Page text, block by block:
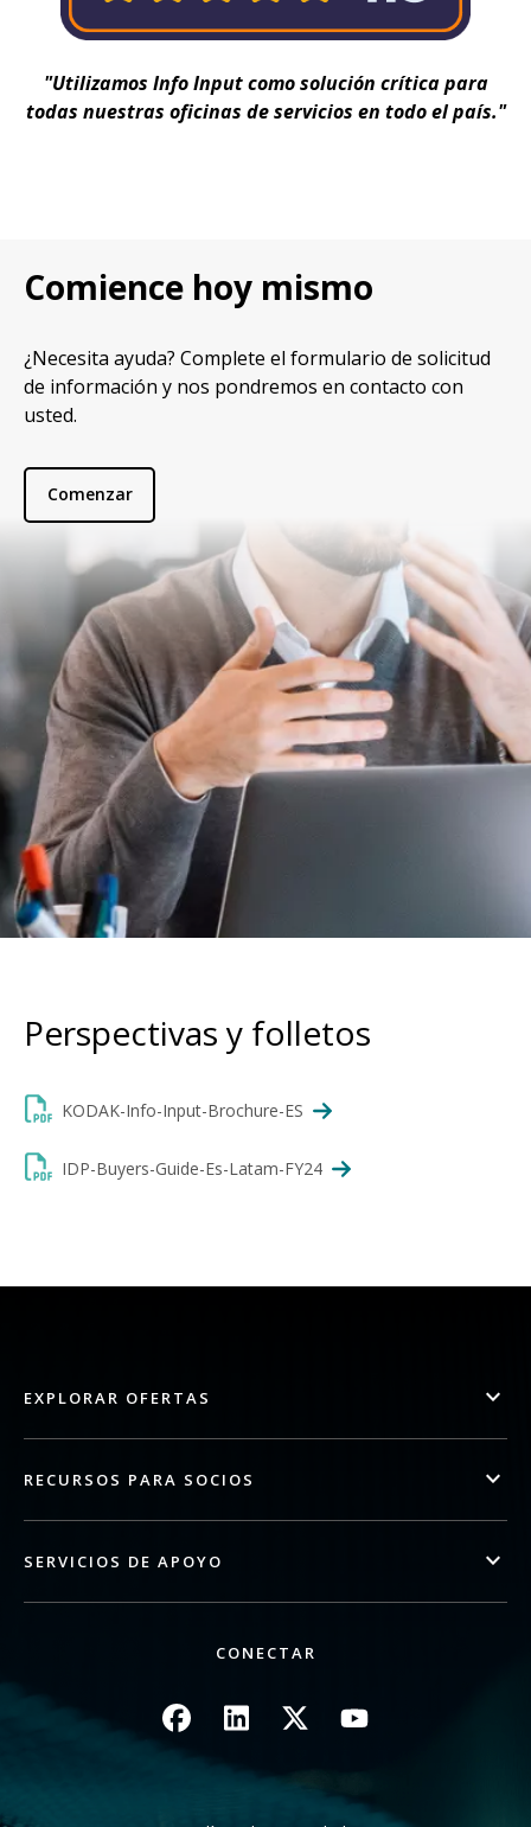
"Utilizamos Info Input como solución crítica para
todas nuestras oficinas de servicios en todo el país."
Comience hoy mismo
¿Necesita ayuda? Complete el formulario de solicitud
de información y nos pondremos en contacto con
usted.
Comenzar
Perspectivas y folletos
KODAK-Info-Input-Brochure-ES
IDP-Buyers-Guide-Es-Latam-FY24
EXPLORAR OFERTAS
RECURSOS PARA SOCIOS
SERVICIOS DE APOYO
CONECTAR
ImagenImagenImagenImagen